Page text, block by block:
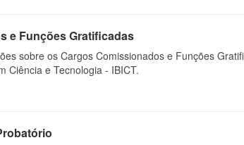
e Funções Gratificadas
sobre os Cargos Comissionados e Funções
Ciência e Tecnologia - IBICT.